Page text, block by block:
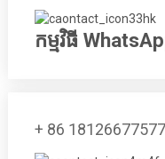
កម្មវិធី
+ 86 18126677577